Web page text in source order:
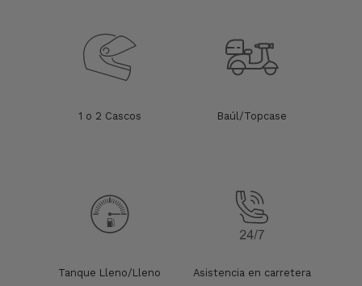
1 o 2 Cascos Baúl/Topcase
Tanque Lleno/Lleno
Asistencia en carretera